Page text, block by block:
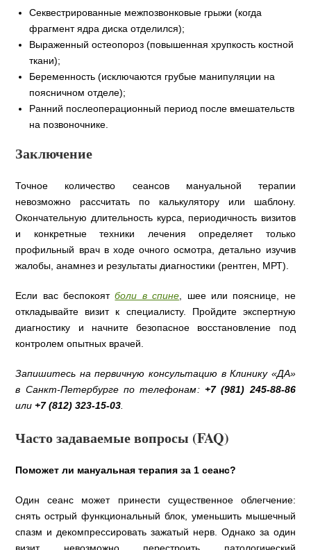
Секвестрированные межпозвонковые грыжи (когда
фрагмент ядра диска отделился);
Выраженный остеопороз (повышенная хрупкость костной
ткани);
Беременность (исключаются грубые манипуляции на
поясничном отделе);
Ранний послеоперационный период после вмешательств
на позвоночнике.
Заключение
Точное количество сеансов мануальной терапии
невозможно рассчитать по калькулятору или шаблону.
Окончательную длительность курса, периодичность визитов
и конкретные техники лечения определяет только
профильный врач в ходе очного осмотра, детально изучив
жалобы, анамнез и результаты диагностики (рентген, МРТ).
Если вас беспокоятболи в спине , шее или пояснице, не
откладывайте визит к специалисту. Пройдите экспертную
диагностику и начните безопасное восстановление под
контролем опытных врачей.
Запишитесь на первичную консультацию в Клинику «ДА»
в Санкт-Петербурге по телефонам: +7 (981) 245-88-86
или+7 (812) 323-15-03
Часто задаваемые вопросы (FAQ)
Поможет ли мануальная терапия за 1 сеанс?
Один сеанс может принести существенное облегчение:
снять острый функциональный блок, уменьшить мышечный
спазм и декомпрессировать зажатый нерв. Однако за один
визит невозможно перестроить патологический